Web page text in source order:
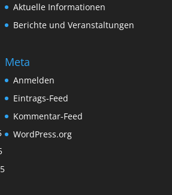
Aktuelle Informationen
Berichte und Veranstaltungen
Meta
Anmelden
Eintrags-Feed
Kommentar-Feed
WordPress.org